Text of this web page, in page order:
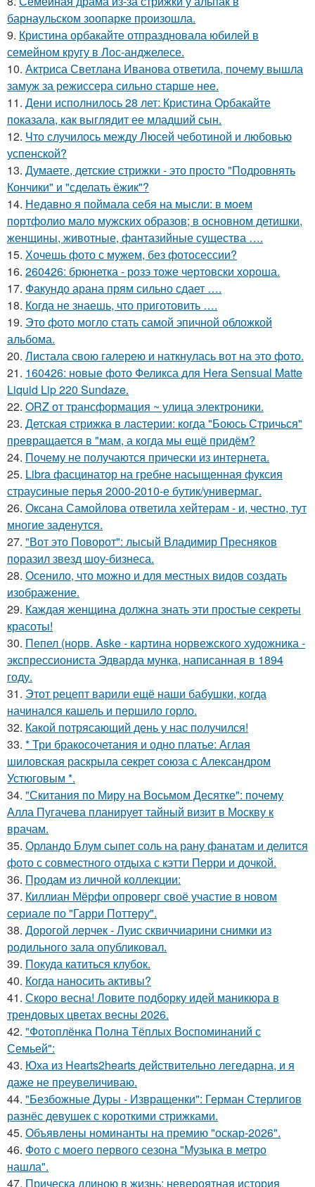
барнаульском зоопарке произошла.
9. Кристина орбакайте отпраздновала юбилей в
семейном кругу в Лос-анджелесе.
10. Актриса Светлана Иванова ответила, почему вышла
замуж за режиссера сильно старше нее.
11. Дени исполнилось 28 лет: Кристина Орбакайте
показала, как выглядит ее младший сын.
12. Что случилось между Люсей чеботиной и любовью
успенской?
13. Думаете, детские стрижки - это просто "Подровнять
Кончики" и "сделать ёжик"?
14. Недавно я поймала себя на мысли: в моем
портфолио мало мужских образов; в основном детишки,
женщины, животные, фантазийные существа ….
15. Хочешь фото с мужем, без фотосессии?
16. 260426: брюнетка - розэ тоже чертовски хороша.
17. Факундо арана прям сильно сдает ….
18. Когда не знаешь, что приготовить ….
19. Это фото могло стать самой эпичной обложкой
альбома.
20. Листала свою галерею и наткнулась вот на это фото.
21. 160426: новые фото Феликса для Hera Sensual Matte
Liquid Lip 220 Sundaze.
22. ORZ от трансформация ~ улица электроники.
23. Детская стрижка в ластерии: когда "Боюсь Стричься"
превращается в "мам, а когда мы ещё придём?
24. Почему не получаются прически из интернета.
25. Libra фасцинатор на гребне насыщенная фуксия
страусиные перья 2000-2010-е бутик/универмаг.
26. Оксана Самойлова ответила хейтерам - и, честно, тут
многие заденутся.
27. "Вот это Поворот": лысый Владимир Пресняков
поразил звезд шоу-бизнеса.
28. Осенило, что можно и для местных видов создать
изображение.
29. Каждая женщина должна знать эти простые секреты
красоты!
30. Пепел (норв. Aske - картина норвежского художника -
экспрессиониста Эдварда мунка, написанная в 1894
году.
31. Этот рецепт варили ещё наши бабушки, когда
начинался кашель и першило горло.
32. Какой потрясающий день у нас получился!
33. * Три бракосочетания и одно платье: Аглая
шиловская раскрыла секрет союза с Александром
Устюговым *.
34. "Скитания по Миру на Восьмом Десятке": почему
Алла Пугачева планирует тайный визит в Москву к
врачам.
35. Орландо Блум сыпет соль на рану фанатам и делится
фото с совместного отдыха с кэтти Перри и дочкой.
36. Продам из личной коллекции:
37. Киллиан Мёрфи опроверг своё участие в новом
сериале по "Гарри Поттеру".
38. Дорогой лерчек - Луис сквиччиарини снимки из
родильного зала опубликовал.
39. Покуда катиться клубок.
40. Когда наносить активы?
41. Скоро весна! Ловите подборку идей маникюра в
трендовых цветах весны 2026.
42. "Фотоплёнка Полна Тёплых Воспоминаний с
Семьей":
43. Юха из Hearts2hearts действительно легедарна, и я
даже не преувеличиваю.
44. "Безбожные Дуры - Извращенки": Герман Стерлигов
разнёс девушек с короткими стрижками.
45. Объявлены номинанты на премию "оскар-2026".
46. Фото с моего первого сезона "Музыка в метро
нашла".
47. Прическа длиною в жизнь: невероятная история